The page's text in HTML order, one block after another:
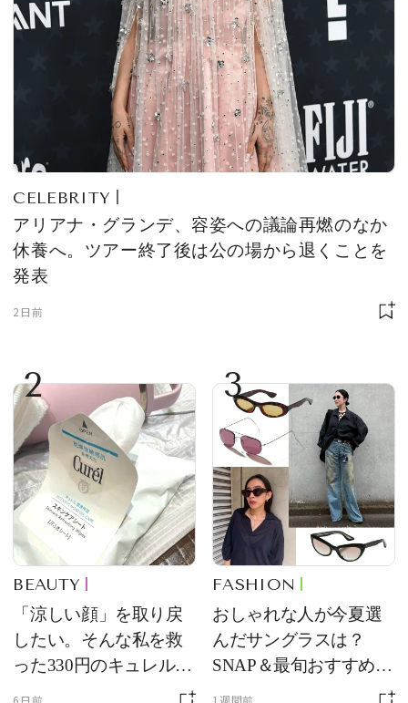
CELEBRITY
アリアナ・グランデ、容姿への議論再燃のなか
休養へ。ツアー終了後は公の場から退くことを
発表
2日前
2
BEAUTY
「涼しい顔」を取り戻
したい。そんな私を救
った330円のキュレル名
3
FASHION
おしゃれな人が今夏選
んだサングラスは？
SNAP＆最旬おすすめサ